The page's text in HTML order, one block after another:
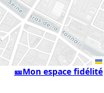
🎫Mon espace fidélité